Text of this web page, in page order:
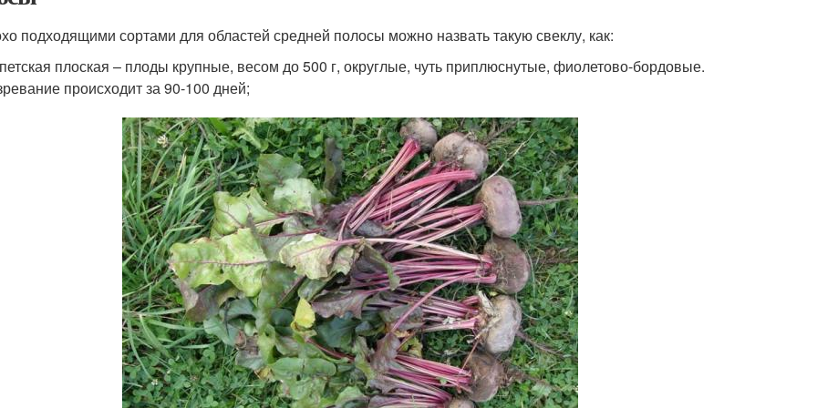
подходящими сортами для областей средней полосы можно назвать такую свеклу, как:
плоская – плоды крупные, весом до 500 г, округлые, чуть приплюснутые, фиолетово-бордовые.
происходит за 90-100 дней;